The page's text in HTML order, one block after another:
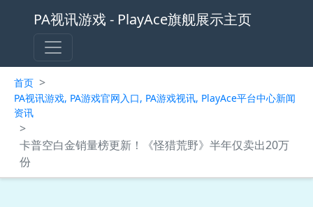
PA视讯游戏 - PlayAce旗舰展示主页
首页 >
PA视讯游戏, PA游戏官网入口, PA游戏视讯, PlayAce平台中心新闻
资讯
>
卡普空白金销量榜更新！《怪猎荒野》半年仅卖出20万
份